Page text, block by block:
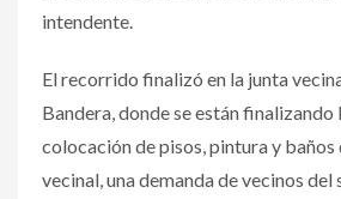
intendente.
El recorrido finalizó en la junta
Bandera, donde se están
colocación de pisos, pintura y baños
vecinal, una demanda de vecinos del